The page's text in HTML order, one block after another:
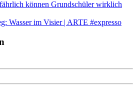
können Grundschüler wirklich
Wasser im Visier | ARTE #expresso